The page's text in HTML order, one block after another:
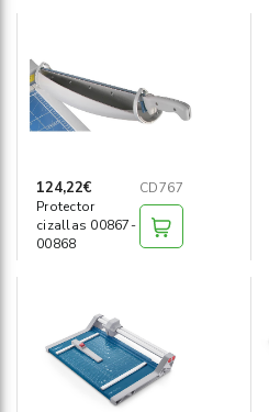
124,22€
CD767
Protector
cizallas 00867-
00868